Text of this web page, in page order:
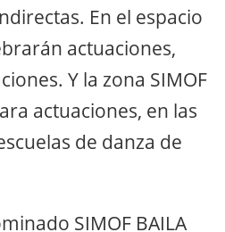
En el espacio
actuaciones,
Y la zona SIMOF
actuaciones, en las
de danza de
SIMOF BAILA